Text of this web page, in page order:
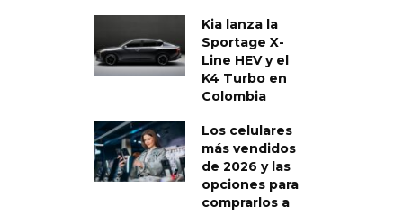
Kia lanza la
Sportage X-
Line HEV y el
K4 Turbo en
Colombia
Los celulares
más vendidos
de 2026 y las
opciones para
comprarlos a